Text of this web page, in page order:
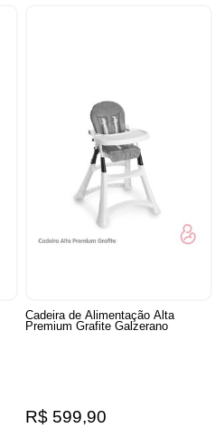
Cadeira de Alimentação Alta
Premium Grafite Galzerano
R$ 599,90